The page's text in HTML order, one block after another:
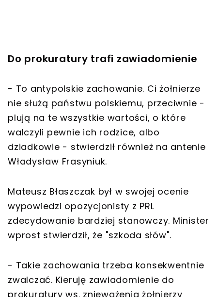
Do prokuratury trafi zawiadomienie
- To antypolskie zachowanie. Ci żołnierze
nie służą państwu polskiemu, przeciwnie -
plują na te wszystkie wartości, o które
walczyli pewnie ich rodzice, albo
dziadkowie - stwierdził również na antenie
Władysław Frasyniuk.
Mateusz Błaszczak był w swojej ocenie
wypowiedzi opozycjonisty z PRL
zdecydowanie bardziej stanowczy. Minister
wprost stwierdził, że "szkoda słów".
- Takie zachowania trzeba konsekwentnie
zwalczać. Kieruję zawiadomienie do
prokuratury ws. znieważenia żołnierzy